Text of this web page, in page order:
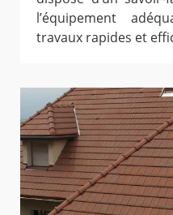
l’équipement
travaux rapides et